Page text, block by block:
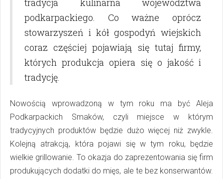
tradycja kulinarna województwa
podkarpackiego. Co ważne oprócz
stowarzyszeń i kół gospodyń wiejskich
coraz częściej pojawiają się tutaj firmy,
których produkcja opiera się o jakość i
tradycję.
Nowością wprowadzoną w tym roku ma być Aleja
Podkarpackich Smaków, czyli miejsce w którym
tradycyjnych produktów będzie dużo więcej niż zwykle.
Kolejną atrakcją, która pojawi się w tym roku, będzie
wielkie grillowanie. To okazja do zaprezentowania się firm
produkujących dodatki do mięs, ale te bez konserwantów.